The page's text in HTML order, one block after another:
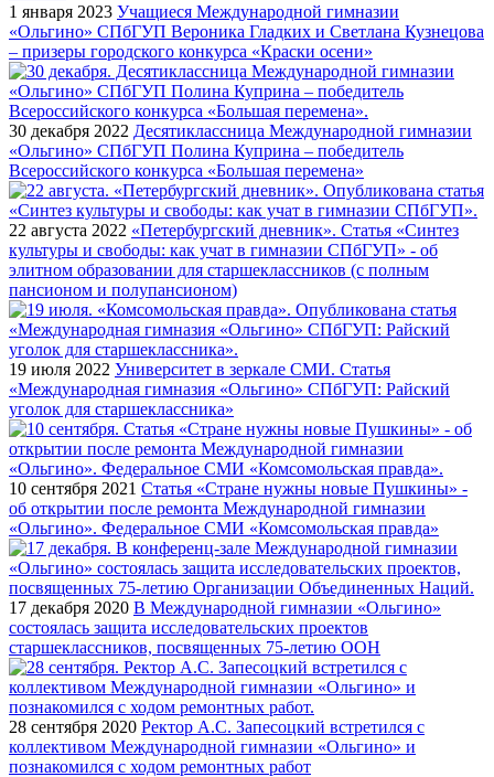
1 января 2023 Учащиеся Международной гимназии
«Ольгино» СПбГУП Вероника Гладких и Светлана Кузнецова
– призеры городского конкурса «Краски осени»
30 декабря 2022 Десятиклассница Международной гимназии
«Ольгино» СПбГУП Полина Куприна – победитель
Всероссийского конкурса «Большая перемена»
22 августа 2022 «Петербургский дневник». Статья «Синтез
культуры и свободы: как учат в гимназии СПбГУП» - об
элитном образовании для старшеклассников (с полным
пансионом и полупансионом)
19 июля 2022 Университет в зеркале СМИ. Статья
«Международная гимназия «Ольгино» СПбГУП: Райский
уголок для старшеклассника»
10 сентября 2021 Статья «Стране нужны новые Пушкины» -
об открытии после ремонта Международной гимназии
«Ольгино». Федеральное СМИ «Комсомольская правда»
17 декабря 2020 В Международной гимназии «Ольгино»
состоялась защита исследовательских проектов
старшеклассников, посвященных 75-летию ООН
28 сентября 2020 Ректор А.С. Запесоцкий встретился с
коллективом Международной гимназии «Ольгино» и
познакомился с ходом ремонтных работ